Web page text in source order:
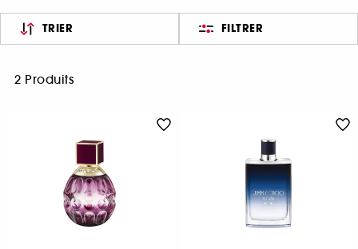
TRIER FILTRER
2 Produits